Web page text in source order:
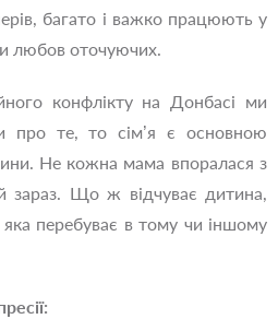
багато і важко працюють у
любов оточуючих.
конфлікту на Донбасі ми
про те, то сім’я є основною
Не кожна мама впоралася з
зараз. Що ж відчуває дитина,
перебуває в тому чи іншому